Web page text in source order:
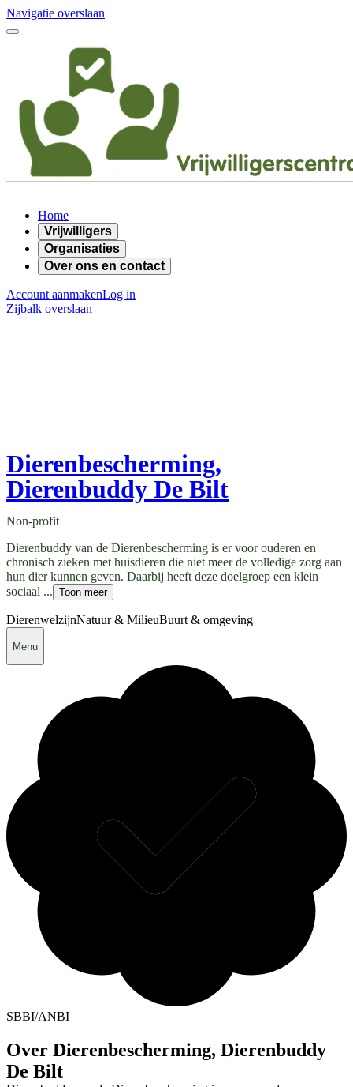
Navigatie overslaan
Home
Vrijwilligers
Organisaties
Over ons en contact
Account aanmakenLog in
Zijbalk overslaan
Dierenbescherming,
Dierenbuddy De Bilt
Non-profit
Dierenbuddy van de Dierenbescherming is er voor ouderen en
chronisch zieken met huisdieren die niet meer de volledige zorg aan
hun dier kunnen geven. Daarbij heeft deze doelgroep een klein
sociaal ... Toon meer
DierenwelzijnNatuur & MilieuBuurt & omgeving
Menu
SBBI/ANBI
Over Dierenbescherming, Dierenbuddy
De Bilt